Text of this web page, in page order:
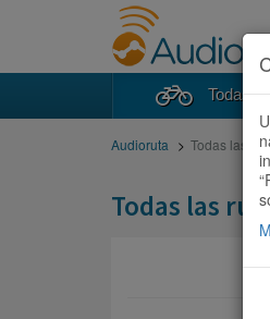
Todas
Audioruta Todas las
Todas las